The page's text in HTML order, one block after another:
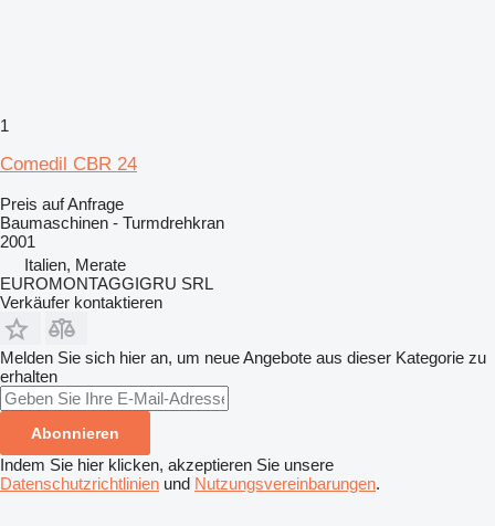
1
Comedil CBR 24
Preis auf Anfrage
Baumaschinen - Turmdrehkran
2001
Italien, Merate
EUROMONTAGGIGRU SRL
Verkäufer kontaktieren
Melden Sie sich hier an, um neue Angebote aus dieser Kategorie zu
erhalten
Abonnieren
Indem Sie hier klicken, akzeptieren Sie unsere
Datenschutzrichtlinien und Nutzungsvereinbarungen.